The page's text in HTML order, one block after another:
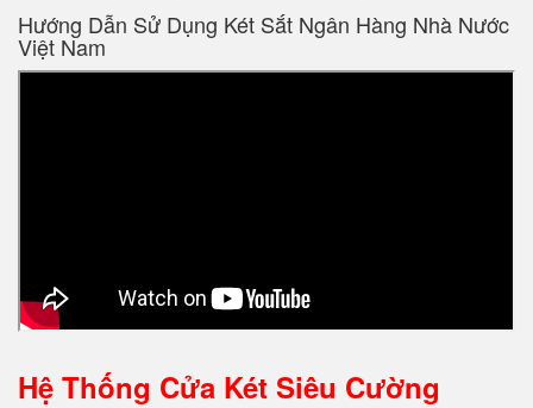
Hướng Dẫn Sử Dụng Két Sắt Ngân Hàng Nhà Nước
Việt Nam
Hệ Thống Cửa Két Siêu Cường